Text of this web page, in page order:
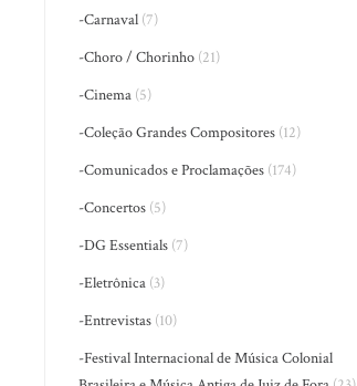
-Carnaval (7)
-Choro / Chorinho (21)
-Cinema (5)
-Coleção Grandes Compositores (12)
-Comunicados e Proclamações (174)
-Concertos (5)
-DG Essentials (7)
-Eletrônica (3)
-Entrevistas (10)
-Festival Internacional de Música Colonial